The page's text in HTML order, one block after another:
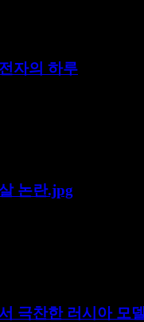
자의 하루
논란.jpg
극찬한 러시아 모델